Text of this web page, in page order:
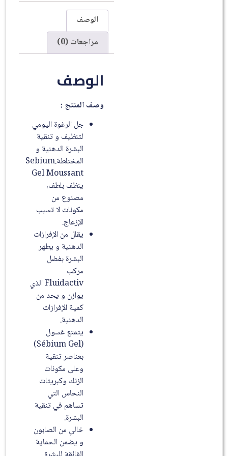
الوصف
مراجعات (0)
الوصف
وصف المنتج :
جل الرغوة اليومي
لتنظيف و تنقية
البشرة الدهنية و
المختلطة.Sebium
Gel Moussant
ينظف بلطف،
مصنوع من
مكونات لا تسبب
الإزعاج.
يقلل من الإفرازات
الدهنية و يطهر
البشرة بفضل
مركب
Fluidactiv الذي
يوازن و يحد من
كمية الإفرازات
الدهنية.
يتمتع غسول
(Sébium Gel)
بعناصر تنقية
وعلى مكونات
الزنك وكبريتات
النحاس التي
تساهم في تنقية
البشرة.
خالي من الصابون
و يضمن الحماية